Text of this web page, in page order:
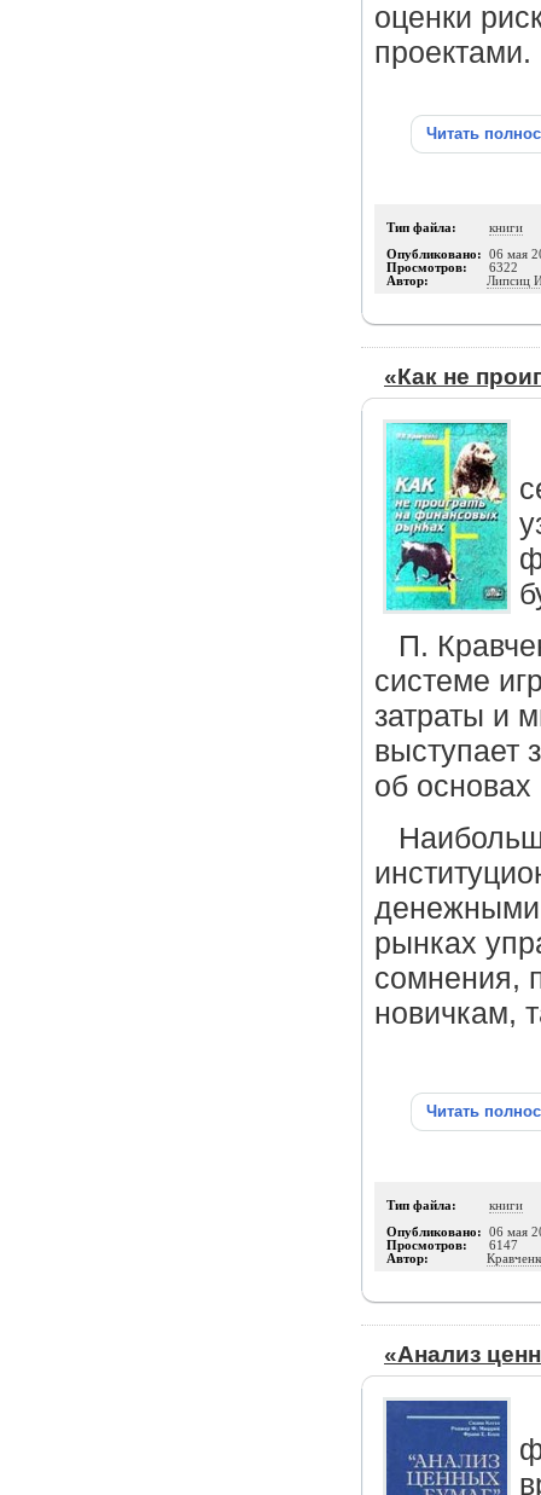
оценки
проектами.
Читать
Тип файла: книги
Опубликовано: 06 мая
Просмотров: 6322
Автор: Липсиц
«Как не
П.
системе
затраты и
выступает
об основах
денежными
рынках
сомнения,
новичкам,
Читать
Тип файла: книги
Опубликовано: 06 мая
Просмотров: 6147
Автор:
«Анализ